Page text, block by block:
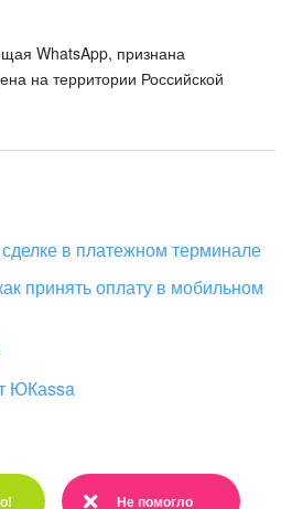
WhatsApp, признана
на территории Российской
в платежном терминале
принять оплату в мобильном
ЮКаssa
Не помогло